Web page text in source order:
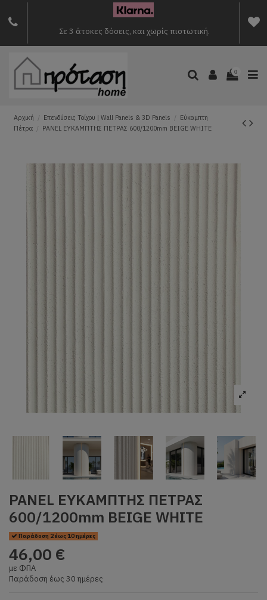
Σε 3 άτοκες δόσεις, και χωρίς πιστωτική.
0
Αρχική Επενδύσεις Τοίχου | Wall Panels & 3D Panels
Εύκαμπτη
Πέτρα
PANEL ΕΥΚΑΜΠΤΗΣ ΠΕΤΡΑΣ 600/1200mm BEIGE WHITE
PANEL ΕΥΚΑΜΠΤΗΣ ΠΕΤΡΑΣ
600/1200mm BEIGE WHITE
Παράδοση 2 έως 10 ημέρες
46,00 €
με ΦΠΑ
Παράδοση έως 30 ημέρες